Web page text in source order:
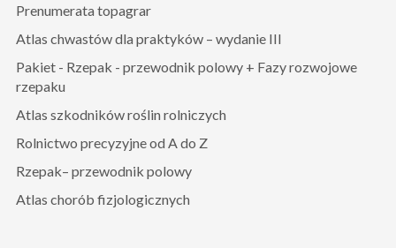
Prenumerata topagrar
Atlas chwastów dla praktyków – wydanie III
Pakiet - Rzepak - przewodnik polowy + Fazy rozwojowe
rzepaku
Atlas szkodników roślin rolniczych
Rolnictwo precyzyjne od A do Z
Rzepak– przewodnik polowy
Atlas chorób fizjologicznych